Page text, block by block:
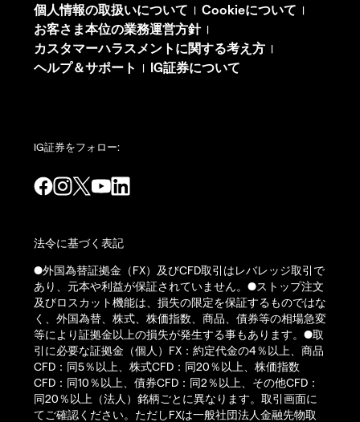
個人情報の取扱いについて | Cookieについて |
お客さま本位の業務運営方針|
カスタマーハラスメントに関する考え方 |
ヘルプ＆サポート | IG証券について
IG証券をフォロー:
法令に基づく表記
●外国為替証拠金（FX）及びCFD取引はレバレッジ取引で
あり、元本や利益が保証されていません。●ストップ注文
及びロスカット機能は、損失の限定を保証するものではな
く、外国為替、株式、株価指数、商品、債券等の相場急変
等により証拠金以上の損失が発生する事もあります。●取
引に必要な証拠金（個人）FX：約定代金の4％以上、商品
CFD：同5％以上、株式CFD：同20％以上、株価指数
CFD：同10％以上、債券CFD：同2％以上、その他CFD：
同20％以上（法人）銘柄ごとに異なります。取引画面に
てご確認ください。ただしFXは一般社団法人金融先物取